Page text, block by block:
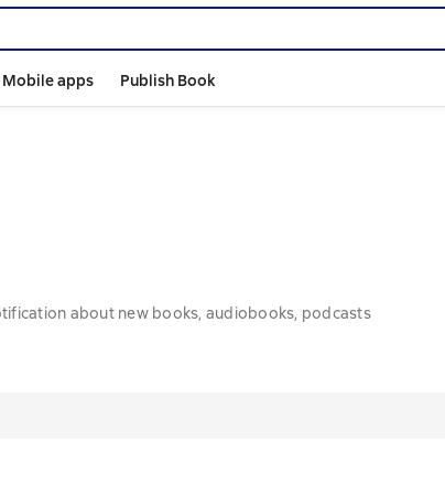
Mobile apps Publish Book
about new books, audiobooks, podcasts